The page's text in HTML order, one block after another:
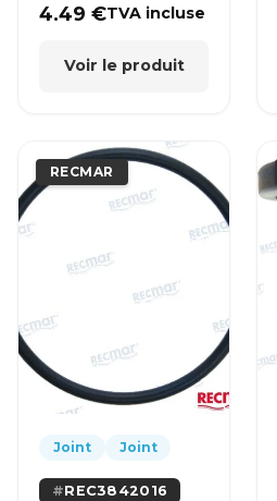
4.49€TVA incluse
Voir le produit
RECMAR
Joint Joint
REC3842016